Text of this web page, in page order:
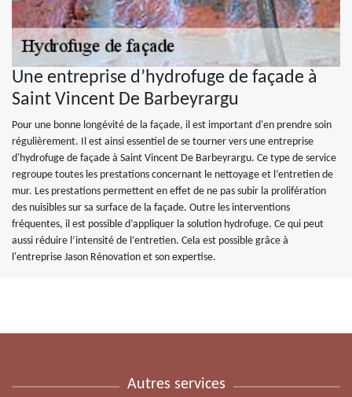
Une entreprise d’hydrofuge de façade à
Saint Vincent De Barbeyrargu
Pour une bonne longévité de la façade, il est important d'en prendre soin
régulièrement. Il est ainsi essentiel de se tourner vers une entreprise
d'hydrofuge de façade à Saint Vincent De Barbeyrargu. Ce type de service
regroupe toutes les prestations concernant le nettoyage et l’entretien de
mur. Les prestations permettent en effet de ne pas subir la prolifération
des nuisibles sur sa surface de la façade. Outre les interventions
fréquentes, il est possible d’appliquer la solution hydrofuge. Ce qui peut
aussi réduire l’intensité de l’entretien. Cela est possible grâce à
l'entreprise Jason Rénovation et son expertise.
Autres services